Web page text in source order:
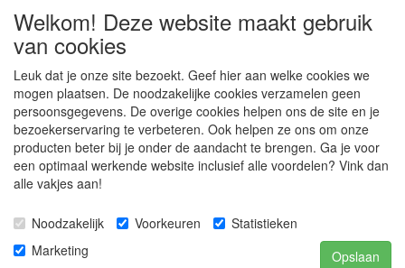
Herroepingslink aanvragen
CONTACTGEGEVENS
Fabulous Sales
Grotestraat 69C
5141 JN Waalwijk
E-mail:info@fabuloussales.nl
Telefoon:0416 - 33 14 13
Welkom! Deze website maakt gebruik
van cookies
Leuk dat je onze site bezoekt. Geef hier aan welke cookies we
mogen plaatsen. De noodzakelijke cookies verzamelen geen
persoonsgegevens. De overige cookies helpen ons de site en je
bezoekerservaring te verbeteren. Ook helpen ze ons om onze
producten beter bij je onder de aandacht te brengen. Ga je voor
een optimaal werkende website inclusief alle voordelen? Vink dan
alle vakjes aan!
Noodzakelijk Voorkeuren
Statistieken
Marketing
Opslaan